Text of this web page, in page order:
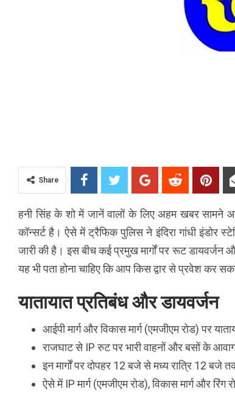
Share
हनी सिंह के शो में जानें वालों के लिए अहम खबर सामने
कॉन्सर्ट है। ऐसे में ट्रैफिक पुलिस ने इंदिरा गांधी इंडोर
जारी की है। इस बीच कई प्रमुख मार्गों पर रूट डायवर्जन
यह भी पता होना चाहिए कि आप किस द्वार से प्रवेश कर
यातायात प्रतिबंध और डायवर्जन
आईपी मार्ग और विकास मार्ग (एमजीएम रोड) पर
राजघाट से IP रुट पर भारी वाहनों और बसों के
इन मार्गों पर दोपहर 12 बजे से मध्य रात्रि 12 बजे
ऐसे में IP मार्ग (एमजीएम रोड), विकास मार्ग और